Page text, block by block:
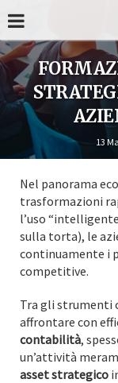
13
Nel panorama
trasformazioni
l’uso
sulla torta), le
continuamente i
competitive.
Tra gli strumenti
affrontare con
contabilità,
un’attività
asset strategico